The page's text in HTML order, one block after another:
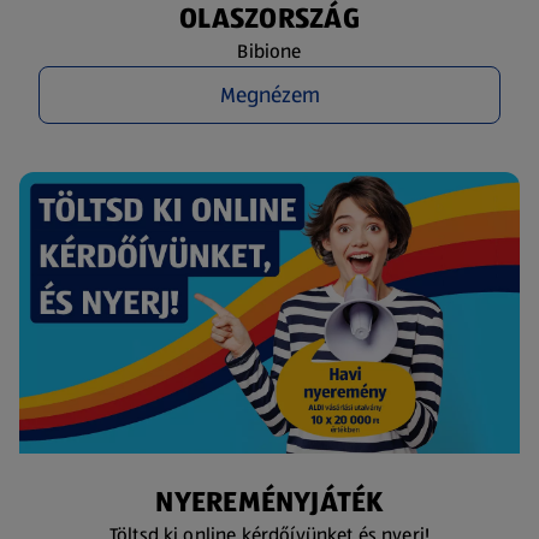
OLASZORSZÁG
Bibione
Megnézem
NYEREMÉNYJÁTÉK